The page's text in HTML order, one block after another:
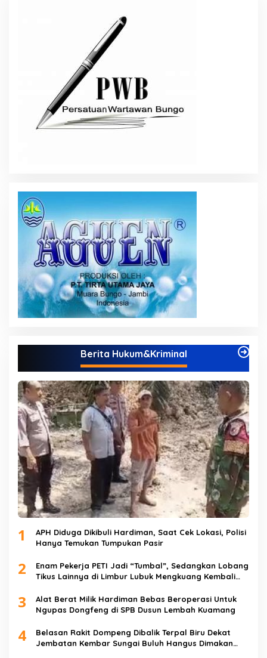
Berita Hukum&Kriminal
1
APH Diduga Dikibuli Hardiman, Saat Cek Lokasi, Polisi
Hanya Temukan Tumpukan Pasir
2
Enam Pekerja PETI Jadi “Tumbal”, Sedangkan Lobang
Tikus Lainnya di Limbur Lubuk Mengkuang Kembali
3
Alat Berat Milik Hardiman Bebas Beroperasi Untuk
Ngupas Dongfeng di SPB Dusun Lembah Kuamang
4
Belasan Rakit Dompeng Dibalik Terpal Biru Dekat
Jembatan Kembar Sungai Buluh Hangus Dimakan